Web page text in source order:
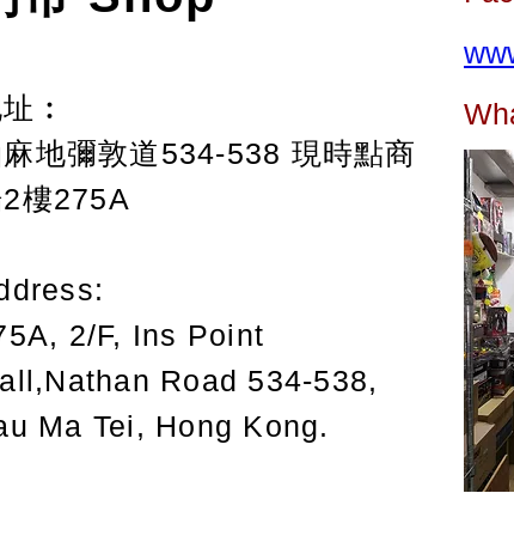
︰
地彌敦道534-538 現時點商
樓275A
2/F, Ins Point
Road 534-538,
Ma Tei, Hong Kong.